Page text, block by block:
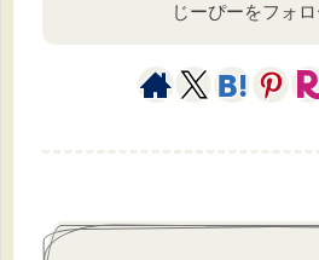
じーぴーをフォ